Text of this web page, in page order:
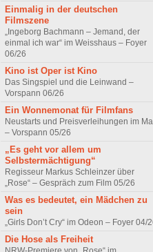
Einmalig in der deutschen
Filmszene
„Ingeborg Bachmann – Jemand, der
einmal ich war“ im Weisshaus – Foyer
06/26
Kino ist Oper ist Kino
Das Singspiel und die Leinwand –
Vorspann 06/26
Ein Wonnemonat für Filmfans
Neustarts und Preisverleihungen im
– Vorspann 05/26
„Es geht vor allem um
Selbstermächtigung“
Regisseur Markus Schleinzer über
„Rose“ – Gespräch zum Film 05/26
Was es bedeutet, ein Mädchen zu
sein
„Girls Don’t Cry“ im Odeon – Foyer 04/
Die Hose als Freiheit